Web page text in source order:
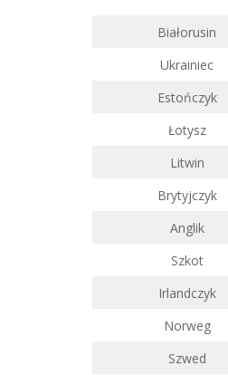
Białorusin
Ukrainiec
Estończyk
Łotysz
Litwin
Brytyjczyk
Anglik
Szkot
Irlandczyk
Norweg
Szwed